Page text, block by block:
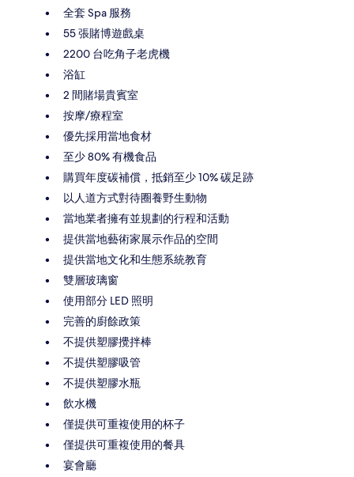
全套 Spa 服務
55 張賭博遊戲桌
2200 台吃角子老虎機
浴缸
2 間賭場貴賓室
按摩/療程室
優先採用當地食材
至少 80% 有機食品
購買年度碳補償，抵銷至少 10% 碳足跡
以人道方式對待圈養野生動物
當地業者擁有並規劃的行程和活動
提供當地藝術家展示作品的空間
提供當地文化和生態系統教育
雙層玻璃窗
使用部分 LED 照明
完善的廚餘政策
不提供塑膠攪拌棒
不提供塑膠吸管
不提供塑膠水瓶
飲水機
僅提供可重複使用的杯子
僅提供可重複使用的餐具
宴會廳